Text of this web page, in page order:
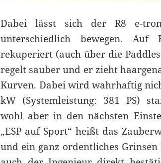
Dabei lässt sich der R8 e-
unterschiedlich bewegen.
rekuperiert (auch über die
regelt sauber und er zieht
Kurven. Dabei wird wahrhaftig
kW (Systemleistung: 381 PS)
wohl aber in den nächsten
„ESP auf Sport“ heißt das
und ein ganz ordentliches